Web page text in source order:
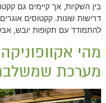
בין השקיות, אך קיימים גם
דרישות שונות. קקטוסים
להתמודד עם תקופות יובש,
מהי
מערכת